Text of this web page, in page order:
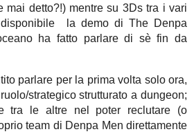
mai detto?!) mentre su 3Ds tra i vari
la demo di The Denpa
ha fatto parlare di sè fin da
parlare per la prima volta solo ora,
strategico strutturato a dungeon;
tra le altre nel poter reclutare (o
team di Denpa Men direttamente